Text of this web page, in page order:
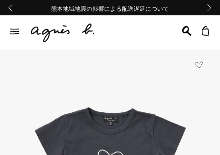
熊本地域地震の影響による配送遅延について
Summer Sale 2buy10%OFF!!
熊本地域地震の影響による配送遅延について
Summer Sale 2buy10%OFF!!